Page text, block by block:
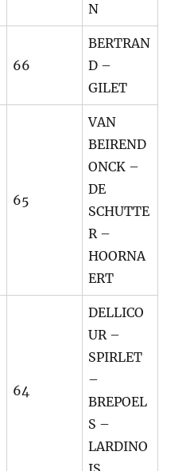
N
66
BERTRAN
D –
GILET
65
VAN
BEIREND
ONCK –
DE
SCHUTTE
R –
HOORNA
ERT
64
DELLICO
UR –
SPIRLET
–
BREPOEL
S –
LARDINO